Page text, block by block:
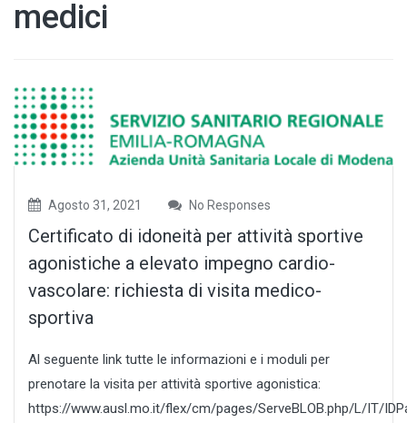
medici
Agosto 31, 2021 No Responses
Certificato di idoneità per attività sportive
agonistiche a elevato impegno cardio-
vascolare: richiesta di visita medico-
sportiva
Al seguente link tutte le informazioni e i moduli per
prenotare la visita per attività sportive agonistica:
https://www.ausl.mo.it/flex/cm/pages/ServeBLOB.php/L/IT/